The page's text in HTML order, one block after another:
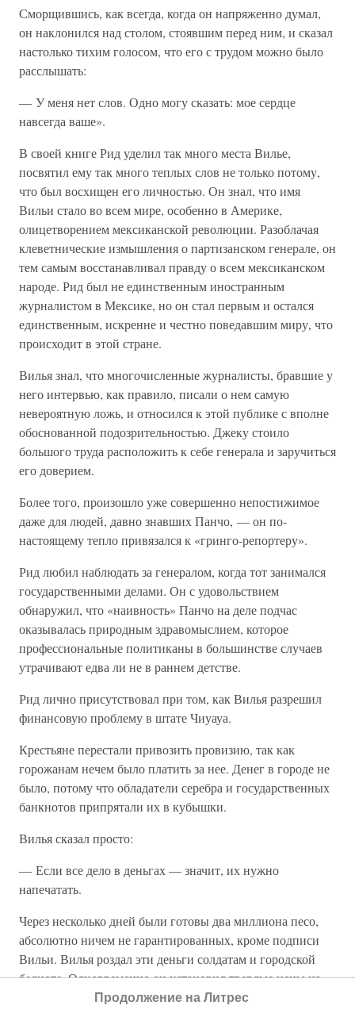
Сморщившись, как всегда, когда он напряженно думал,
он наклонился над столом, стоявшим перед ним, и сказал
настолько тихим голосом, что его с трудом можно было
расслышать:
— У меня нет слов. Одно могу сказать: мое сердце
навсегда ваше».
В своей книге Рид уделил так много места Вилье,
посвятил ему так много теплых слов не только потому,
что был восхищен его личностью. Он знал, что имя
Вильи стало во всем мире, особенно в Америке,
олицетворением мексиканской революции. Разоблачая
клеветнические измышления о партизанском генерале, он
тем самым восстанавливал правду о всем мексиканском
народе. Рид был не единственным иностранным
журналистом в Мексике, но он стал первым и остался
единственным, искренне и честно поведавшим миру, что
происходит в этой стране.
Вилья знал, что многочисленные журналисты, бравшие у
него интервью, как правило, писали о нем самую
невероятную ложь, и относился к этой публике с вполне
обоснованной подозрительностью. Джеку стоило
большого труда расположить к себе генерала и заручиться
его доверием.
Более того, произошло уже совершенно непостижимое
даже для людей, давно знавших Панчо, — он по-
настоящему тепло привязался к «гринго-репортеру».
Рид любил наблюдать за генералом, когда тот занимался
государственными делами. Он с удовольствием
обнаружил, что «наивность» Панчо на деле подчас
оказывалась природным здравомыслием, которое
профессиональные политиканы в большинстве случаев
утрачивают едва ли не в раннем детстве.
Рид лично присутствовал при том, как Вилья разрешил
финансовую проблему в штате Чиуауа.
Крестьяне перестали привозить провизию, так как
горожанам нечем было платить за нее. Денег в городе не
было, потому что обладатели серебра и государственных
банкнотов припрятали их в кубышки.
Вилья сказал просто:
— Если все дело в деньгах — значит, их нужно
напечатать.
Через несколько дней были готовы два миллиона песо,
абсолютно ничем не гарантированных, кроме подписи
Вильи. Вилья роздал эти деньги солдатам и городской
бедноте. Одновременно он установил твердые цены на
хлеб, мясо, молоко.Продолжение на Литрес